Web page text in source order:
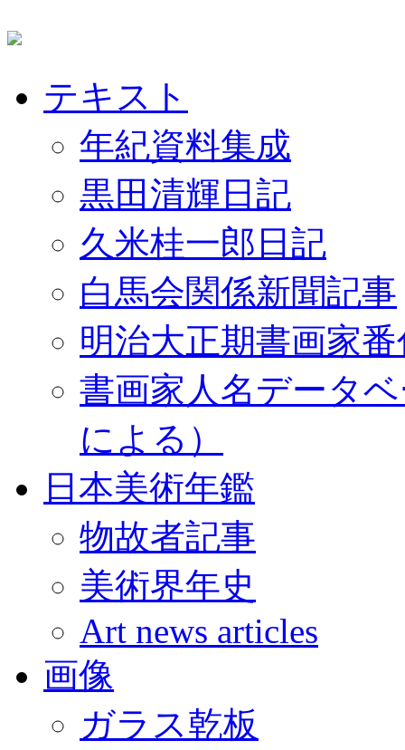
テキスト
年紀資料集成
黒田清輝日記
久米桂一郎日記
白馬会関係新聞記事
明治大正期書画家
書画家人名データ
による）
日本美術年鑑
物故者記事
美術界年史
Art news articles
画像
ガラス乾板